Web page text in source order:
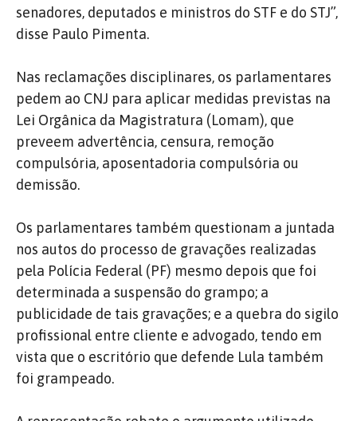
senadores, deputados e ministros do STF e do STJ”,
disse Paulo Pimenta.
Nas reclamações disciplinares, os parlamentares
pedem ao CNJ para aplicar medidas previstas na
Lei Orgânica da Magistratura (Lomam), que
preveem advertência, censura, remoção
compulsória, aposentadoria compulsória ou
demissão.
Os parlamentares também questionam a juntada
nos autos do processo de gravações realizadas
pela Polícia Federal (PF) mesmo depois que foi
determinada a suspensão do grampo; a
publicidade de tais gravações; e a quebra do sigilo
profissional entre cliente e advogado, tendo em
vista que o escritório que defende Lula também
foi grampeado.